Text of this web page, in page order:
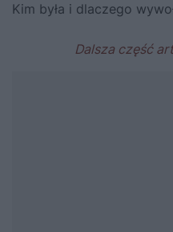
Kim była i dlaczego